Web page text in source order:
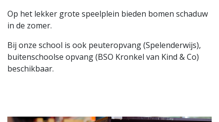
Op het lekker grote speelplein bieden bomen schaduw
in de zomer.
Bij onze school is ook peuteropvang (Spelenderwijs),
buitenschoolse opvang (BSO Kronkel van Kind & Co)
beschikbaar.